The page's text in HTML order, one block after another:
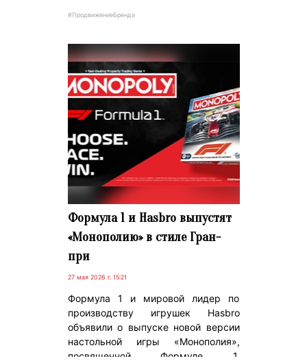
#ПродвижениеБренда
Формула 1 и Hasbro выпустят
«Монополию» в стиле Гран-
при
27 мая 2026 г. 15:21
Формула 1 и мировой лидер по
производству игрушек Hasbro
объявили о выпуске новой версии
настольной игры «Монополия»,
посвященной Формуле 1.